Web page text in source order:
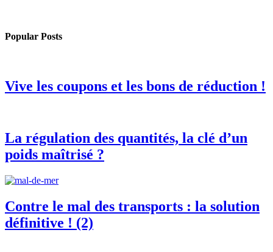
Popular Posts
Vive les coupons et les bons de réduction !
La régulation des quantités, la clé d’un
poids maîtrisé ?
Contre le mal des transports : la solution
définitive ! (2)